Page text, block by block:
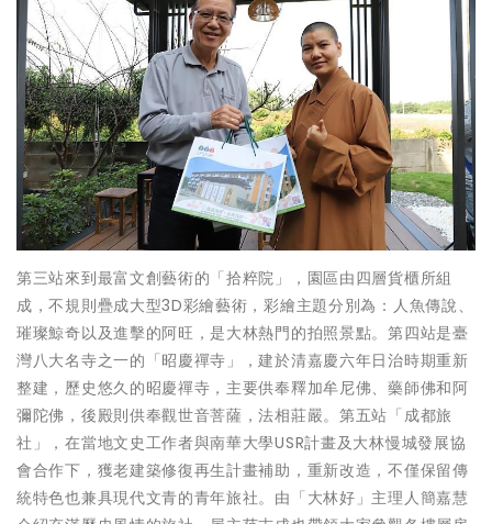
第三站來到最富文創藝術的「拾粹院」，園區由四層貨櫃所組
成，不規則疊成大型3D彩繪藝術，彩繪主題分別為：人魚傳說、
璀璨鯨奇以及進擊的阿旺，是大林熱門的拍照景點。第四站是臺
灣八大名寺之一的「昭慶禪寺」，建於清嘉慶六年日治時期重新
整建，歷史悠久的昭慶禪寺，主要供奉釋加牟尼佛、藥師佛和阿
彌陀佛，後殿則供奉觀世音菩薩，法相莊嚴。第五站「成都旅
社」，在當地文史工作者與南華大學USR計畫及大林慢城發展協
會合作下，獲老建築修復再生計畫補助，重新改造，不僅保留傳
統特色也兼具現代文青的青年旅社。由「大林好」主理人簡嘉慧